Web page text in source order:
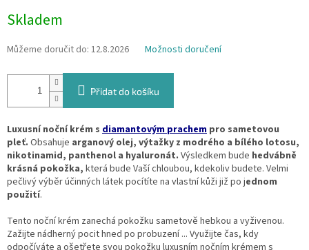
cena:
Skladem
Můžeme doručit do: 12.8.2026 Možnosti doručení
Přidat do košíku
Luxusní noční krém s diamantovým prachem pro sametovou
pleť. Obsahuje arganový olej, výtažky z modrého a bílého lotosu,
nikotinamid, panthenol a hyaluronát. Výsledkem bude hedvábně
krásná pokožka, která bude Vaší chloubou, kdekoliv budete. Velmi
pečlivý výběr účinných látek pocítíte na vlastní kůži již po jednom
použití.
Tento noční krém zanechá pokožku sametově hebkou a vyživenou.
Zažijte nádherný pocit hned po probuzení ... Využijte čas, kdy